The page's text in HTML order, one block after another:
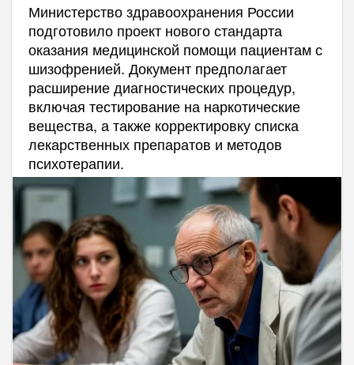
Министерство здравоохранения России
подготовило проект нового стандарта
оказания медицинской помощи пациентам с
шизофренией. Документ предполагает
расширение диагностических процедур,
включая тестирование на наркотические
вещества, а также корректировку списка
лекарственных препаратов и методов
психотерапии.